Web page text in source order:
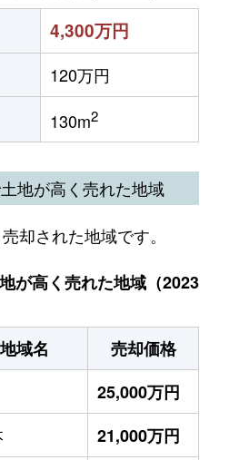
4,300万円
120万円
130m2
地が高く売れた地域
却された地域です。
が高く売れた地域（2023
地域名
売却価格
25,000万円
21,000万円